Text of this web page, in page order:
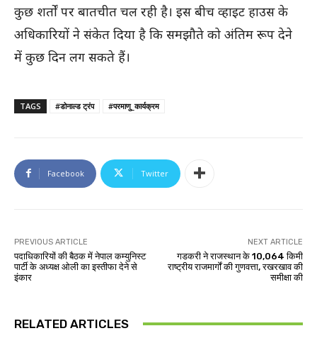
कुछ शर्तों पर बातचीत चल रही है। इस बीच व्हाइट हाउस के
अधिकारियों ने संकेत दिया है कि समझौते को अंतिम रूप देने
में कुछ दिन लग सकते हैं।
TAGS #डोनाल्ड ट्रंप #परमाणु_कार्यक्रम
Facebook Twitter
PREVIOUS ARTICLE
पदाधिकारियों की बैठक में नेपाल कम्युनिस्ट
पार्टी के अध्यक्ष ओली का इस्तीफा देने से
इंकार
NEXT ARTICLE
गडकरी ने राजस्थान के 10,064 किमी
राष्ट्रीय राजमार्गों की गुणवत्ता, रखरखाव की
समीक्षा की
RELATED ARTICLES